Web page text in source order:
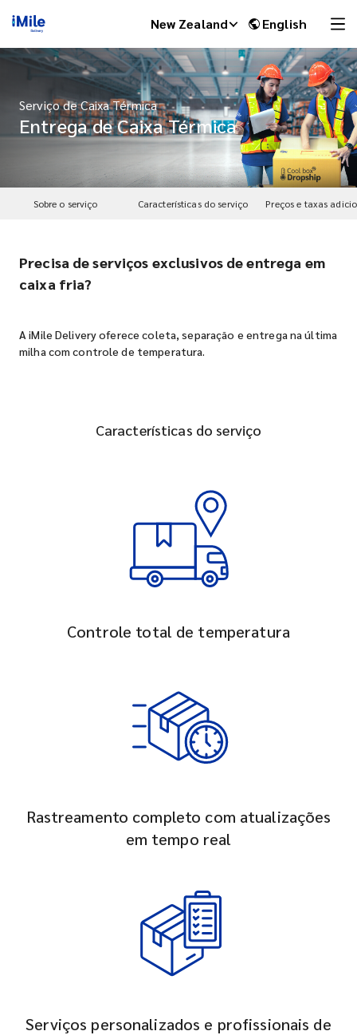
New Zealand English
Serviço de Caixa Térmica
Entrega de Caixa Térmica
Sobre o serviço Características do serviço Preços e taxas
Precisa de serviços exclusivos de entrega em
caixa fria?
A iMile Delivery oferece coleta, separação e entrega na última
milha com controle de temperatura.
Características do serviço
Controle total de temperatura
Rastreamento completo com atualizações
em tempo real
Serviços personalizados e profissionais de
iMile Chat